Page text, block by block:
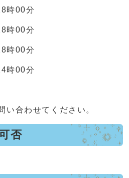
時00分
時00分
時00分
時00分
合わせてください。
否